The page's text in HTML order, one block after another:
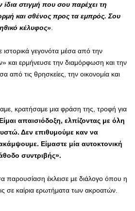
ίδια στιγμή που σου παρέχει τη
και σθένος προς τα εμπρός. Σου
κέλυφος»
ιστορικά γεγονότα μέσα από την
και ερμήνευσε την διαμόρφωση και την
από τις θρησκείες, την οικονομία και
κρατήσαμε μια φράση της, τροφή για
απαισιόδοξη, ελπίζοντας με όλη
Δεν επιθυμούμε καν να
Είμαστε μία αυτοκτονική
συντριβής».
παρουσίαση έκλεισε με διάλογο όπου η
σε καίρια ερωτήματα των ακροατών.